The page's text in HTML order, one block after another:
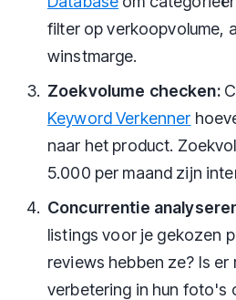
filter op verkoopvolume,
winstmarge.
Zoekvolume checken:
Keyword Verkenner
naar het product.
5.000 per maand zijn
Concurrentie
listings voor je gekozen
reviews hebben ze? Is er
verbetering in hun foto's